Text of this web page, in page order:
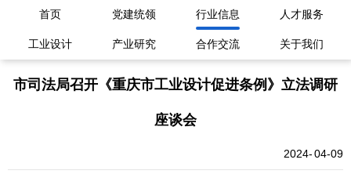
首页 党建统领 行业信息 人才服务
工业设计 产业研究 合作交流 关于我们
市司法局召开《重庆市工业设计促进条例》立法调研
座谈会
04-09
2024